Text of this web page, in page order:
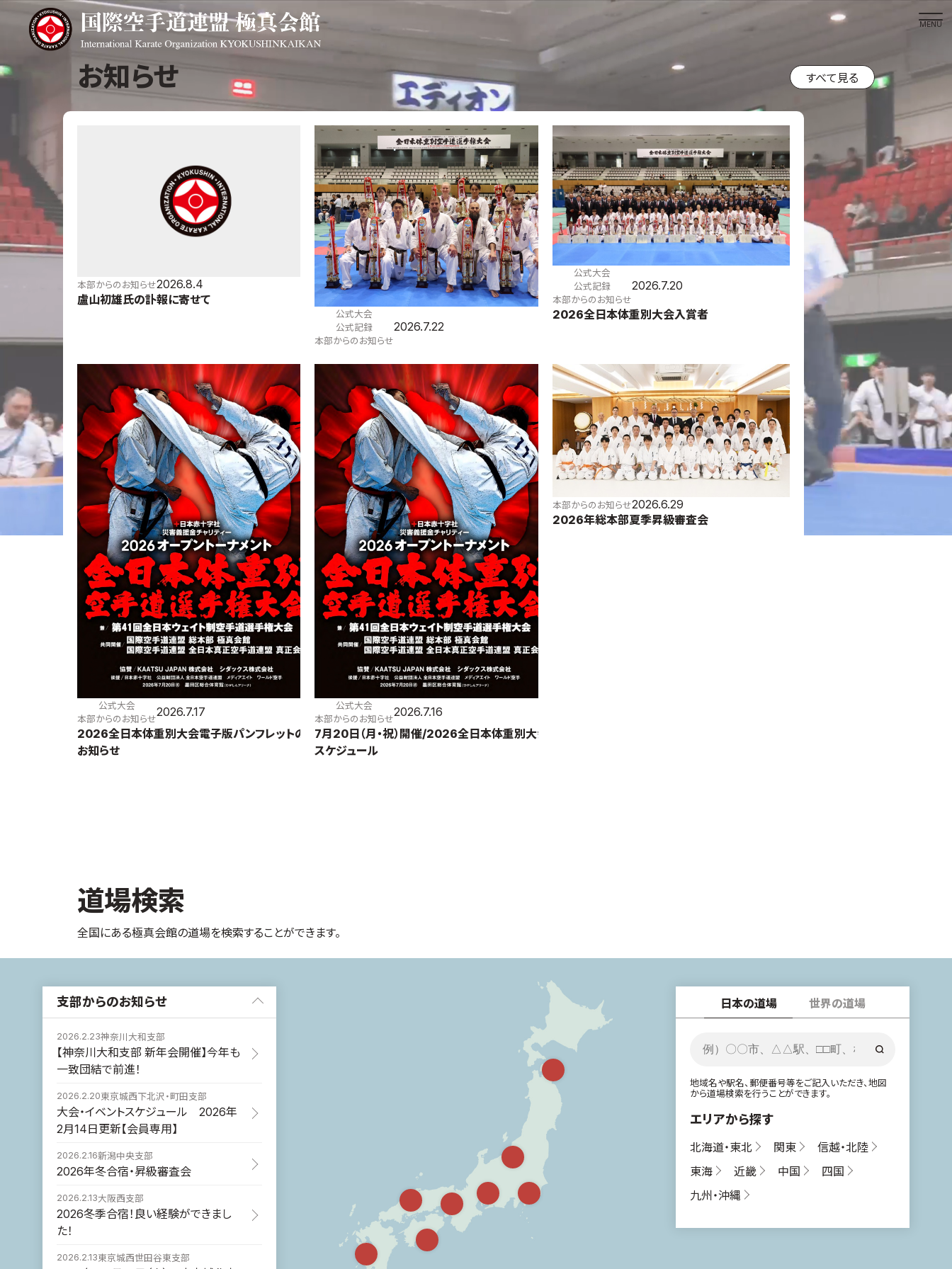
道場検索
スケジュール
大山倍達総裁 紹
介
松井章奎館長 紹
介
極真の歴史
極真会館の概要
役員紹介
各委員会紹介
国際空手道連盟に
本部からのお知ら
せ
支部からのお知ら
せ
公式大会
公式記録
試合規則
入門のご案内
青少年部・保護者
の方へ
一般の部・壮年部
の方
会員制度
取材の
よくあ
プライ
サイトマ
日本語
English
お知らせ
本部からのお知らせ2026.8.4
盧山初雄氏の訃報に寄せて
公式大会
公式記録
本部からのお知らせ
2026.7.22
公式大会
公式記録
本部からのお知らせ
2026.7.20
2026全日本体重別大会入賞者
公式大会
本部からのお知らせ
2026.7.17
2026全日本体重別大会電子版パンフレットの
お知らせ
公式大会
本部からのお知らせ
2026.7.16
7月20日（月・祝）開催/2026全日本体重別大会
スケジュール
本部からのお知らせ2026.6.29
2026年総本部夏季昇級審査会
道場検索
全国にある極真会館の道場を検索することができます。
支部からのお知らせ
2026.2.23神奈川大和支部
【神奈川大和支部 新年会開催】今年も
一致団結で前進！
2026.2.20東京城西下北沢・町田支部
大会・イベントスケジュール 2026年
2月14日更新【会員専用】
2026.2.16新潟中央支部
2026年冬合宿・昇級審査会
2026.2.13大阪西支部
2026冬季合宿！良い経験ができまし
た！
2026.2.13東京城西世田谷東支部
日本の道場 世界の道場
地域名や駅名、郵便番号等をご記入いただき、地図
から道場検索を行うことができます。
エリアから探す
北海道・東北 関東
信越・北陸
東海
近畿 中国
四国
九州・沖縄